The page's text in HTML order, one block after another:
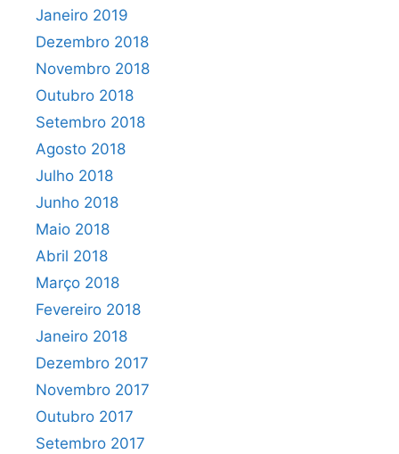
Janeiro 2019
Dezembro 2018
Novembro 2018
Outubro 2018
Setembro 2018
Agosto 2018
Julho 2018
Junho 2018
Maio 2018
Abril 2018
Março 2018
Fevereiro 2018
Janeiro 2018
Dezembro 2017
Novembro 2017
Outubro 2017
Setembro 2017